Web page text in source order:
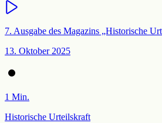
7. Ausgabe des Magazins „Historische
13. Oktober 2025
1 Min.
Historische Urteilskraft